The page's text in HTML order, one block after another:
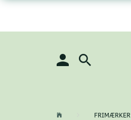
FRIMÆRKER